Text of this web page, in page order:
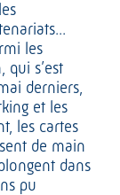
les
qui s’est
derniers,
et les
les cartes
de main
dans
pu